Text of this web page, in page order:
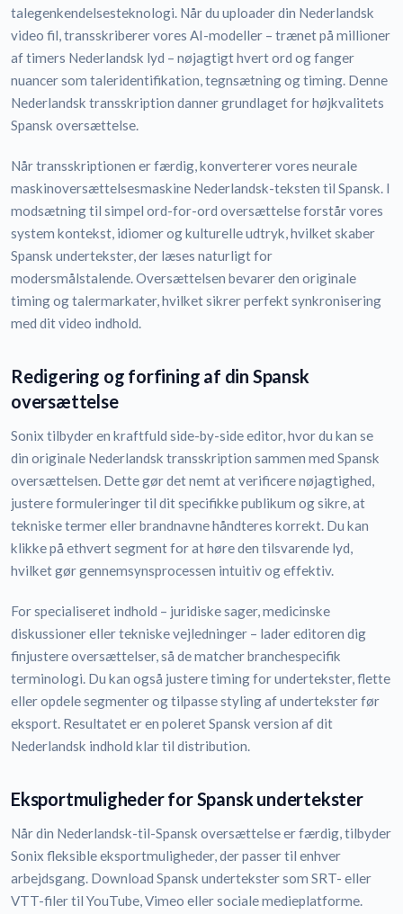
talegenkendelsesteknologi. Når du uploader din Nederlandsk
video fil, transskriberer vores AI-modeller – trænet på millioner
af timers Nederlandsk lyd – nøjagtigt hvert ord og fanger
nuancer som taleridentifikation, tegnsætning og timing. Denne
Nederlandsk transskription danner grundlaget for højkvalitets
Spansk oversættelse.
Når transskriptionen er færdig, konverterer vores neurale
maskinoversættelsesmaskine Nederlandsk-teksten til Spansk. I
modsætning til simpel ord-for-ord oversættelse forstår vores
system kontekst, idiomer og kulturelle udtryk, hvilket skaber
Spansk undertekster, der læses naturligt for
modersmålstalende. Oversættelsen bevarer den originale
timing og talermarkater, hvilket sikrer perfekt synkronisering
med dit video indhold.
Redigering og forfining af din Spansk
oversættelse
Sonix tilbyder en kraftfuld side-by-side editor, hvor du kan se
din originale Nederlandsk transskription sammen med Spansk
oversættelsen. Dette gør det nemt at verificere nøjagtighed,
justere formuleringer til dit specifikke publikum og sikre, at
tekniske termer eller brandnavne håndteres korrekt. Du kan
klikke på ethvert segment for at høre den tilsvarende lyd,
hvilket gør gennemsynsprocessen intuitiv og effektiv.
For specialiseret indhold – juridiske sager, medicinske
diskussioner eller tekniske vejledninger – lader editoren dig
finjustere oversættelser, så de matcher branchespecifik
terminologi. Du kan også justere timing for undertekster, flette
eller opdele segmenter og tilpasse styling af undertekster før
eksport. Resultatet er en poleret Spansk version af dit
Nederlandsk indhold klar til distribution.
Eksportmuligheder for Spansk undertekster
Når din Nederlandsk-til-Spansk oversættelse er færdig, tilbyder
Sonix fleksible eksportmuligheder, der passer til enhver
arbejdsgang. Download Spansk undertekster som SRT- eller
VTT-filer til YouTube, Vimeo eller sociale medieplatforme.